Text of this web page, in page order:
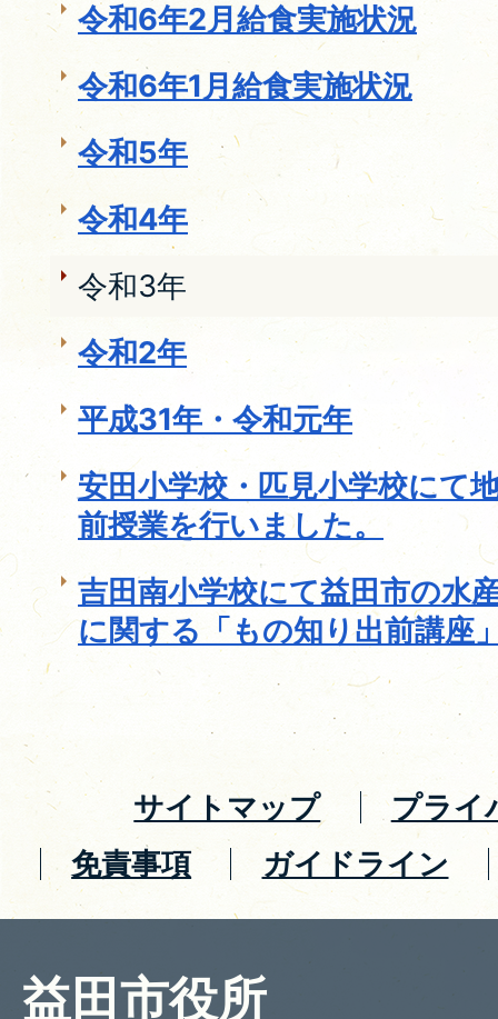
令和6年2月給食実施状況
令和6年1月給食実施状況
令和5年
令和4年
令和3年
令和2年
平成31年・令和元年
安田小学校・匹見小学校にて
前授業を行いました。
吉田南小学校にて益田市の水
に関する「もの知り出前講座
サイトマップ
プライ
免責事項
ガイドライン
益田市役所